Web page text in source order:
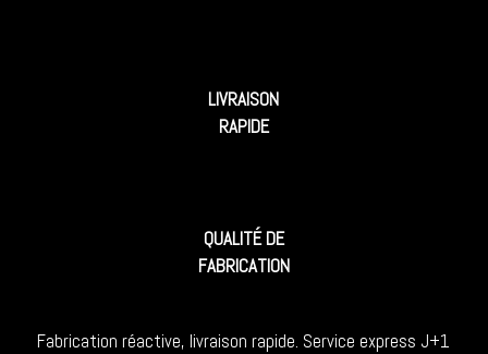
LIVRAISON
RAPIDE
QUALITÉ DE
FABRICATION
Fabrication réactive, livraison rapide. Service express J+1